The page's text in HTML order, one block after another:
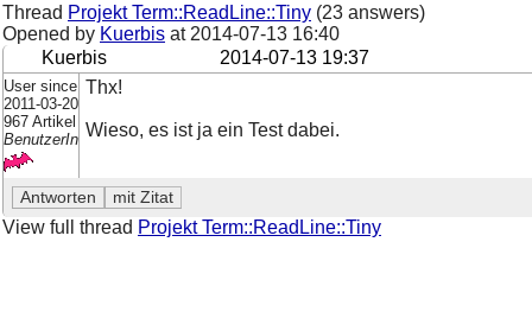
Thread Projekt Term::ReadLine::Tiny (23 answers)
Opened by Kuerbis at 2014-07-13 16:40
Kuerbis
2014-07-13 19:37
User since
2011-03-20
967 Artikel
BenutzerIn
Thx!
Wieso, es ist ja ein Test dabei.
View full thread Projekt Term::ReadLine::Tiny